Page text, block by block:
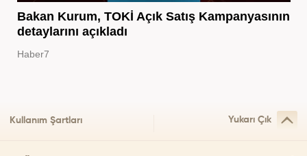
Bakan Kurum, TOKİ Açık Satış Kampanyasının
detaylarını açıkladı
Haber7
Kullanım Şartları Yukarı Çık